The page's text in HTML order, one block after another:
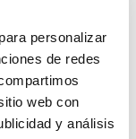
personalizar
de redes
web con
y análisis